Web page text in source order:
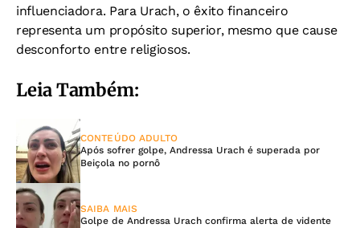
influenciadora. Para Urach, o êxito financeiro
representa um propósito superior, mesmo que cause
desconforto entre religiosos.
Leia Também:
CONTEÚDO ADULTO
Após sofrer golpe, Andressa Urach é superada por
Beiçola no pornô
SAIBA MAIS
Golpe de Andressa Urach confirma alerta de vidente